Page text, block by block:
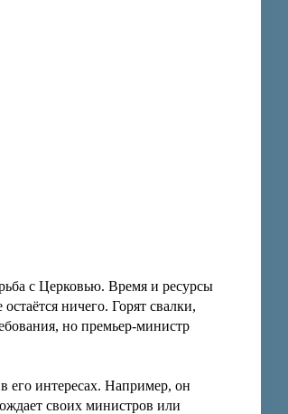
с Церковью. Время и ресурсы
ничего. Горят свалки,
но премьер-министр
его интересах. Например, он
своих министров или